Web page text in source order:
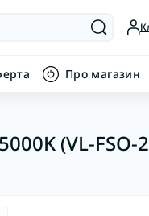
Про магазин
(VL-FSO-